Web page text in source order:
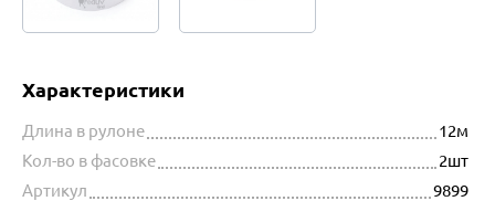
Характеристики
Длина в рулоне
12м
Кол-во в фасовке
2шт
Артикул
9899